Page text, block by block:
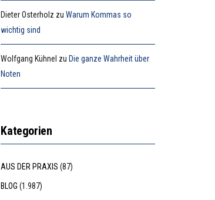
Dieter Osterholz zuWarum Kommas so
wichtig sind
Wolfgang Kühnel zu Die ganze Wahrheit über
Noten
Kategorien
AUS DER PRAXIS (87)
BLOG (1.987)